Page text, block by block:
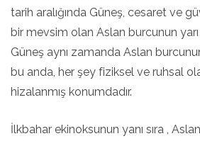
tarih aralığında Güneş, cesaret ve
bir mevsim olan Aslan burcunun yarı
Güneş aynı zamanda Aslan
bu anda, her şey fiziksel ve ruhsal
hizalanmış konumdadır.
İlkbahar ekinoksunun yanı sıra , Aslan